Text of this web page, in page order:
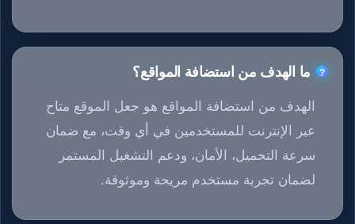
ما الهدف من استضافة المواقع؟
الهدف من استضافة المواقع هو جعل الموقع متاح
عبر الإنترنت للمستخدمين في أي وقت، مع ضمان
سرعة التحميل، الأمان، ودعم التشغيل المستمر
لضمان تجربة مستخدم مريحة وموثوقة.